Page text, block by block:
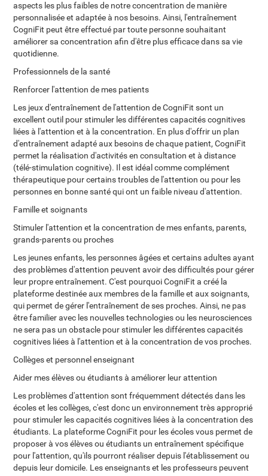
aspects les plus faibles de notre concentration de manière
personnalisée et adaptée à nos besoins. Ainsi, l'entraînement
CogniFit peut être effectué par toute personne souhaitant
améliorer sa concentration afin d'être plus efficace dans sa vie
quotidienne.
Professionnels de la santé
Renforcer l'attention de mes patients
Les jeux d'entraînement de l'attention de CogniFit sont un
excellent outil pour stimuler les différentes capacités cognitives
liées à l'attention et à la concentration. En plus d'offrir un plan
d'entraînement adapté aux besoins de chaque patient, CogniFit
permet la réalisation d'activités en consultation et à distance
(télé-stimulation cognitive). Il est idéal comme complément
thérapeutique pour certains troubles de l'attention ou pour les
personnes en bonne santé qui ont un faible niveau d'attention.
Famille et soignants
Stimuler l'attention et la concentration de mes enfants, parents,
grands-parents ou proches
Les jeunes enfants, les personnes âgées et certains adultes ayant
des problèmes d'attention peuvent avoir des difficultés pour gérer
leur propre entraînement. C'est pourquoi CogniFit a créé la
plateforme destinée aux membres de la famille et aux soignants,
qui permet de gérer l'entraînement de ses proches. Ainsi, ne pas
être familier avec les nouvelles technologies ou les neurosciences
ne sera pas un obstacle pour stimuler les différentes capacités
cognitives liées à l'attention et à la concentration de vos proches.
Collèges et personnel enseignant
Aider mes élèves ou étudiants à améliorer leur attention
Les problèmes d'attention sont fréquemment détectés dans les
écoles et les collèges, c'est donc un environnement très approprié
pour stimuler les capacités cognitives liées à la concentration des
étudiants. La plateforme CogniFit pour les écoles vous permet de
proposer à vos élèves ou étudiants un entraînement spécifique
pour l'attention, qu'ils pourront réaliser depuis l'établissement ou
depuis leur domicile. Les enseignants et les professeurs peuvent